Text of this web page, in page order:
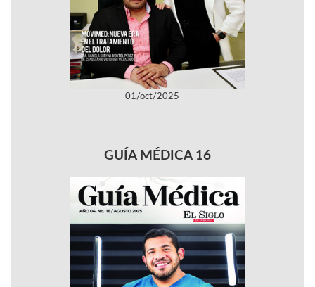
01/oct/2025
GUÍA MÉDICA 16